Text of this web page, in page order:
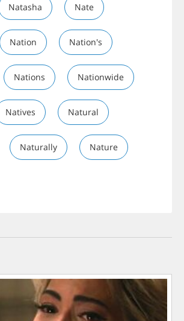
Natasha Nate
Nation Nation's
Nations Nationwide
Natives Natural
Naturally Nature